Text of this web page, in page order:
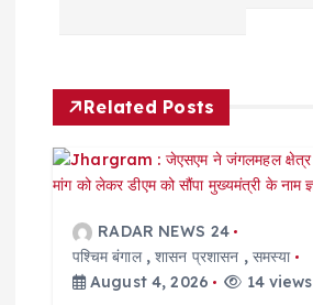
a
v
Related Posts
RADAR NEWS 24
पश्चिम बंगाल,शासन प्रशासन , समस्या
August 4, 2026
14 views